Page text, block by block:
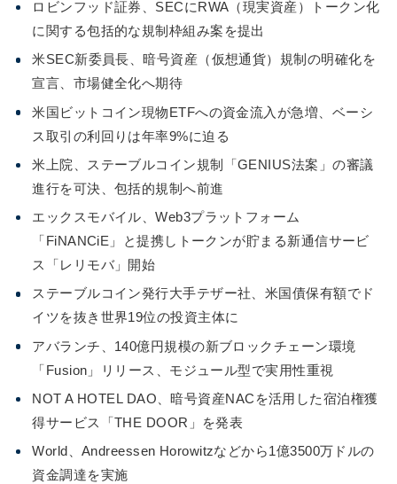
ロビンフッド証券、SECにRWA（現実資産）トークン化
に関する包括的な規制枠組み案を提出
米SEC新委員長、暗号資産（仮想通貨）規制の明確化を
宣言、市場健全化へ期待
米国ビットコイン現物ETFへの資金流入が急増、ベーシ
ス取引の利回りは年率9%に迫る
米上院、ステーブルコイン規制「GENIUS法案」の審議
進行を可決、包括的規制へ前進
エックスモバイル、Web3プラットフォーム
「FiNANCiE」と提携しトークンが貯まる新通信サービ
ス「レリモバ」開始
ステーブルコイン発行大手テザー社、米国債保有額でド
イツを抜き世界19位の投資主体に
アバランチ、140億円規模の新ブロックチェーン環境
「Fusion」リリース、モジュール型で実用性重視
NOT A HOTEL DAO、暗号資産NACを活用した宿泊権獲
得サービス「THE DOOR」を発表
World、Andreessen Horowitzなどから1億3500万ドルの
資金調達を実施